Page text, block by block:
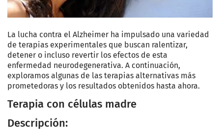
La lucha contra el Alzheimer ha impulsado una variedad
de terapias experimentales que buscan ralentizar,
detener o incluso revertir los efectos de esta
enfermedad neurodegenerativa. A continuación,
exploramos algunas de las terapias alternativas más
prometedoras y los resultados obtenidos hasta ahora.
Terapia con células madre
Descripción: